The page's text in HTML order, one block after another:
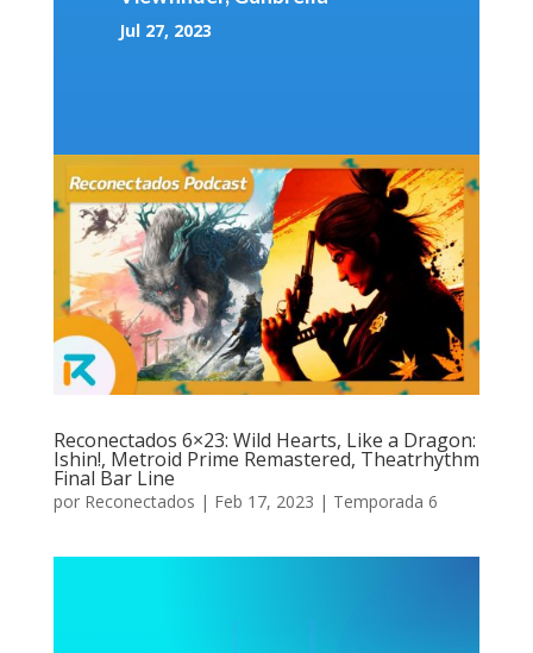
Jul 27, 2023
Reconectados 6×23: Wild Hearts, Like a Dragon:
Ishin!, Metroid Prime Remastered, Theatrhythm
Final Bar Line
por Reconectados | Feb 17, 2023 | Temporada 6